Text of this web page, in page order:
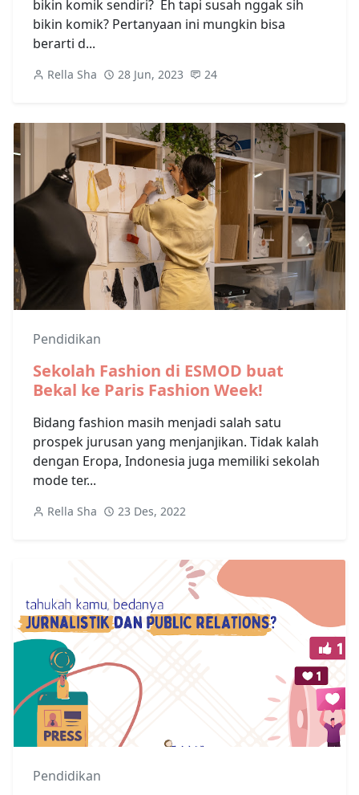
bikin komik sendiri? Eh tapi susah nggak sih
bikin komik? Pertanyaan ini mungkin bisa
berarti d...
Rella Sha 28 Jun, 2023 24
Pendidikan
Sekolah Fashion di ESMOD buat
Bekal ke Paris Fashion Week!
Bidang fashion masih menjadi salah satu
prospek jurusan yang menjanjikan. Tidak kalah
dengan Eropa, Indonesia juga memiliki sekolah
mode ter...
Rella Sha 23 Des, 2022
Pendidikan